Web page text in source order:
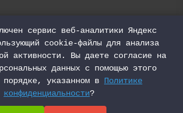
д.2 стр.3
сервис веб-аналитики Яндекс
cookie-файлы для анализа
активности. Вы даете согласие на
данных с помощью этого
порядке, указанном в Политике
конфиденциальности?